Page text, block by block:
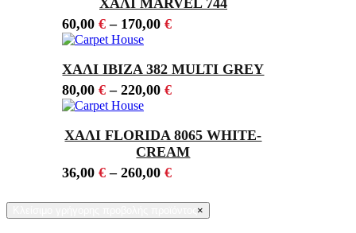
60,00 €– 170,00 €
ΧΑΛΙ IBIZA 382 MULTI GREY
80,00 €– 220,00 €
ΧΑΛΙ FLORIDA 8065 WHITE-
CREAM
36,00 €– 260,00 €
×